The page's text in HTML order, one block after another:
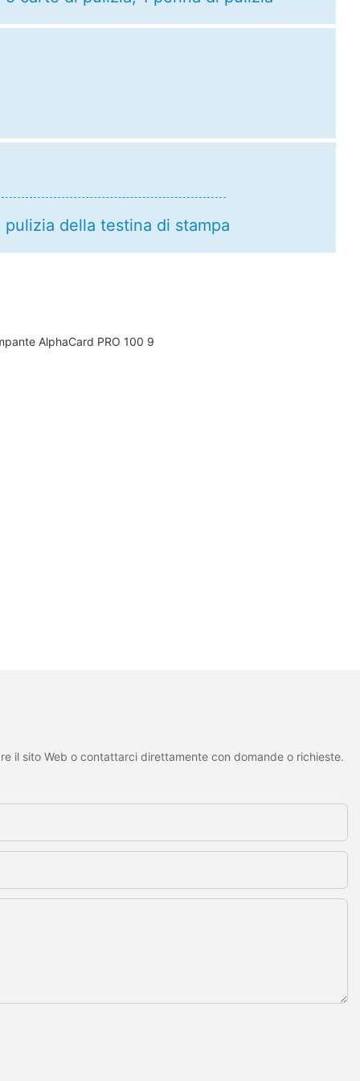
della testina di stampa
il sito Web o contattarci direttamente con domande o richieste.